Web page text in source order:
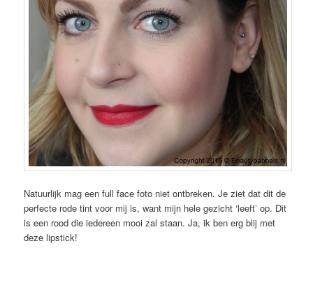
Natuurlijk mag een full face foto niet ontbreken. Je ziet dat dit de
perfecte rode tint voor mij is, want mijn hele gezicht ‘leeft’ op. Dit
is een rood die iedereen mooi zal staan. Ja, ik ben erg blij met
deze lipstick!